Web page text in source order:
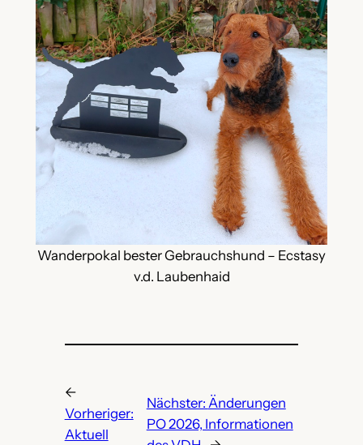
Wanderpokal bester Gebrauchshund – Ecstasy
v.d. Laubenhaid
←
Vorheriger:
Aktuell
Nächster: Änderungen
PO 2026, Informationen